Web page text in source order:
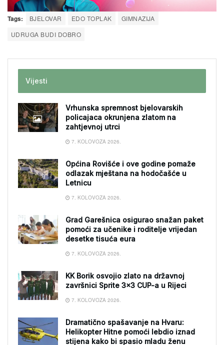
Tags: BJELOVAR EDO TOPLAK
GIMNAZIJA
UDRUGA BUDI DOBRO
Vijesti
Vrhunska spremnost bjelovarskih
policajaca okrunjena zlatom na
zahtjevnoj utrci
7. KOLOVOZA 2026.
Općina Rovišće i ove godine pomaže
odlazak mještana na hodočašće u
Letnicu
7. KOLOVOZA 2026.
Grad Garešnica osigurao snažan paket
pomoći za učenike i roditelje vrijedan
desetke tisuća eura
7. KOLOVOZA 2026.
KK Borik osvojio zlato na državnoj
završnici Sprite 3×3 CUP-a u Rijeci
7. KOLOVOZA 2026.
Dramatično spašavanje na Hvaru:
Helikopter Hitne pomoći lebdio iznad
stijena kako bi spasio mladu ženu